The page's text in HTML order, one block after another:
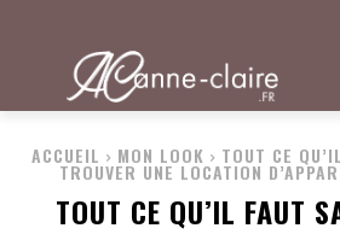
ACCUEIL MON LOOK TOUT CE
TROUVER UNE LOCATION
TOUT CE QU’IL FAUT